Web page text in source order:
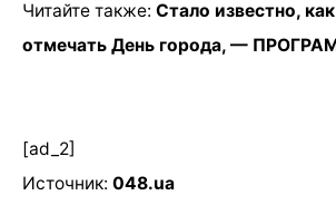
Читайте также: Стало известно,
отмечать День города, —
[ad_2]
Источник: 048.ua